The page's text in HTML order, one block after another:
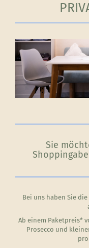
Sie
Bei uns haben Sie
Ab einem Paketpreis*
Prosecco und